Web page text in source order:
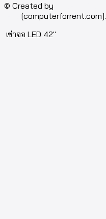
© Created by
[computerforrent.com].
เช่าจอ LED 42″